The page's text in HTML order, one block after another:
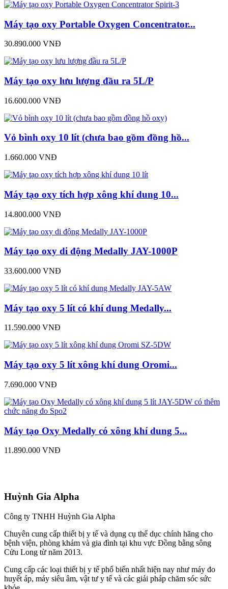
Máy tạo oxy Portable Oxygen Concentrator...
30.890.000 VNĐ
Máy tạo oxy lưu lượng đầu ra 5L/P
16.600.000 VNĐ
Vỏ bình oxy 10 lít (chưa bao gồm đồng hồ...
1.660.000 VNĐ
Máy tạo oxy tích hợp xông khí dung 10...
14.800.000 VNĐ
Máy tạo oxy di động Medally JAY-1000P
33.600.000 VNĐ
Máy tạo oxy 5 lít có khí dung Medally...
11.590.000 VNĐ
Máy tạo oxy 5 lít xông khí dung Oromi...
7.690.000 VNĐ
Máy tạo Oxy Medally có xông khí dung 5...
11.890.000 VNĐ
Huỳnh Gia Alpha
Công ty TNHH Huỳnh Gia Alpha
Chuyên cung cấp thiết bị y tế và dụng cụ thể dục chính hãng cho
bệnh viện, phòng khám và gia đình tại khu vực Đồng bằng sông
Cửu Long từ năm 2013.
Cung cấp các loại thiết bị y tế phổ biến nhất hiện nay như máy đo
huyết áp, máy siêu âm, vật tư y tế và các giải pháp chăm sóc sức